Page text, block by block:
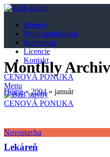
Domov
Profil spoločnosti
Referencie
Licencie
Kontakt
CENOVÁ PONUKA
Menu
CENOVÁ PONUKA
Monthly
Home»2004» január
Novostavba
Lekáreň